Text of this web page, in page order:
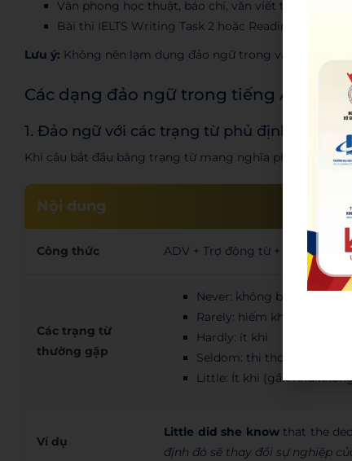
Văn phong học thuật, báo chí, văn viết trang trọng
Bài thi IELTS Writing Task 2 hoặc Reading
Lưu ý: Không nên lạm dụng đảo ngữ trong văn nói
Các dạng đảo ngữ trong tiếng Anh
1. Đảo ngữ với các trạng từ phủ định
Khi câu bắt đầu bằng trạng từ mang nghĩa phủ định,
Nội dung
Công thức ADV + Trợ động từ + S + V (Hiếm
Các trạng từ
thường gặp
Never: không bao giờ
Rarely: hiếm khi
Hardly: ít khi
Seldom: thi thoảng
Little: Ít khi (gần như
Ví dụ
Little did she knowthat the
định đó sẽ thay đổi sự nghiệp